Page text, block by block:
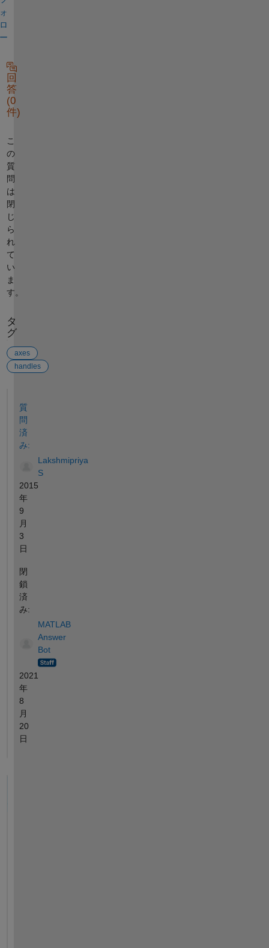
回
答
(0
件)
こ
の
質
問
は
閉
じ
ら
れ
て
い
ま
す。
タ
グ
axes
handles
質
問
済
み:
Lakshmipriya
S
2015
年
9
月
3
日
閉
鎖
済
み:
MATLAB
Answer
Bot
2021
年
8
月
20
日